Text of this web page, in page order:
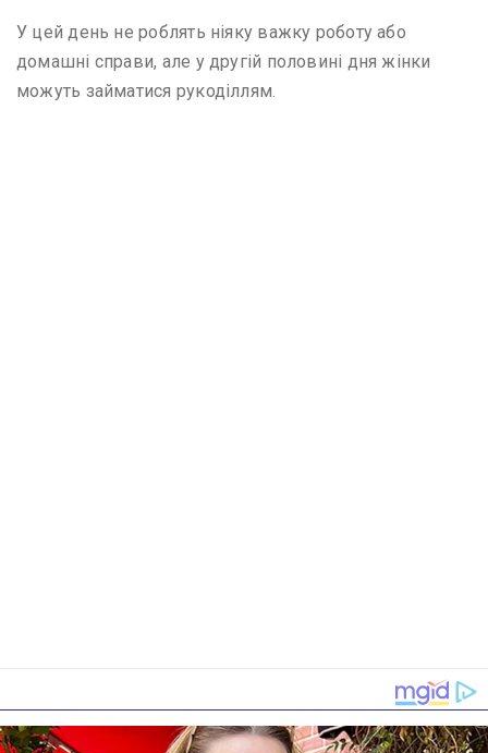
У цей день не роблять ніяку важку роботу або
домашні справи, але у другій половині дня жінки
можуть займатися рукоділлям.